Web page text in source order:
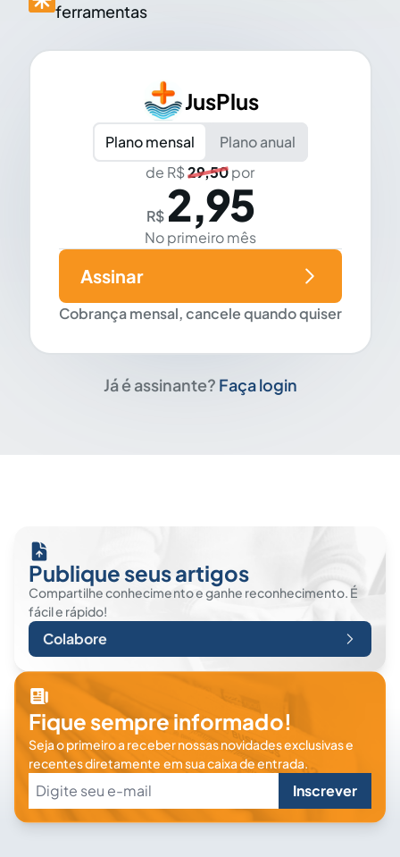
ferramentas
JusPlus
Plano mensal
Plano anual
de R$29,50por
R$ 2,95
No primeiro mês
Cobrança mensal, cancele quando quiser
Assinar
Já é assinante? Faça login
Publique seus artigos
Compartilhe conhecimento e ganhe reconhecimento. É
fácil e rápido!
Colabore
Fique sempre informado!
Seja o primeiro a receber nossas novidades exclusivas e
recentes diretamente em sua caixa de entrada.
Inscrever